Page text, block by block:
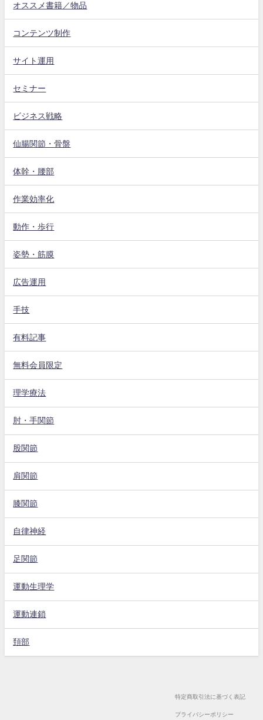
オススメ書籍／物品
コンテンツ制作
サイト運用
セミナー
ビジネス戦略
仙腸関節・骨盤
体幹・腰部
作業効率化
動作・歩行
姿勢・筋膜
広告運用
手技
有料記事
無料会員限定
理学療法
肘・手関節
股関節
肩関節
膝関節
自律神経
足関節
運動生理学
運動連鎖
頚部
特定商取引法に基づく表記
プライバシーポリシー